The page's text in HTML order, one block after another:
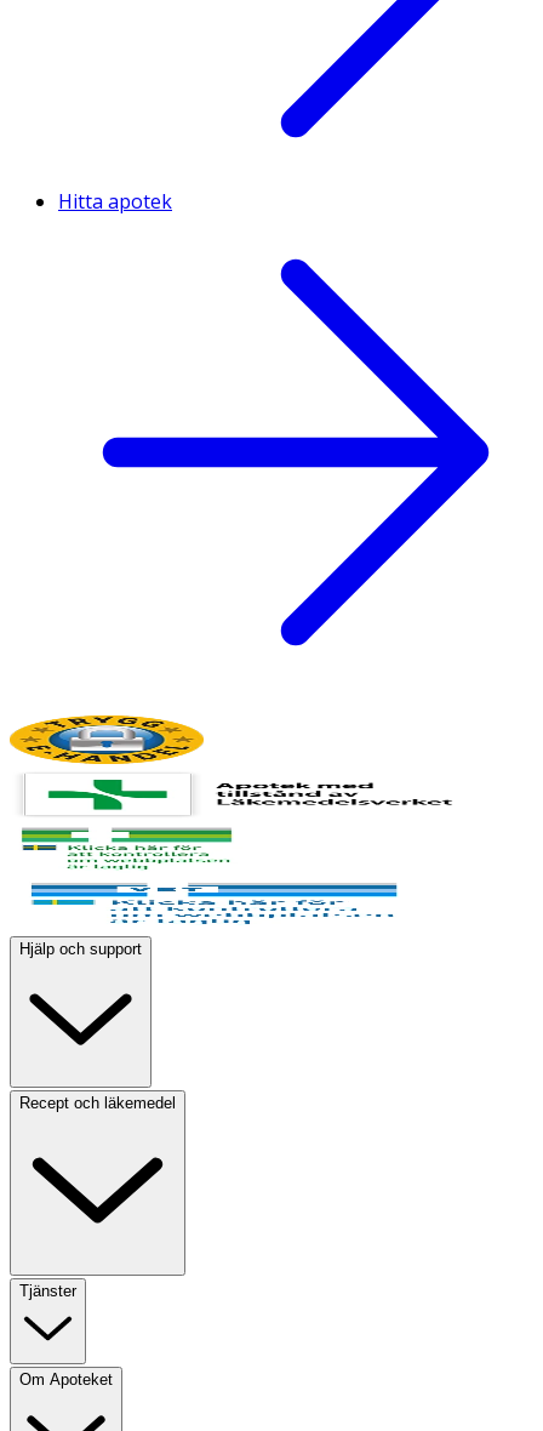
Hitta apotek
Hjälp och support
Recept och läkemedel
Tjänster
Om Apoteket